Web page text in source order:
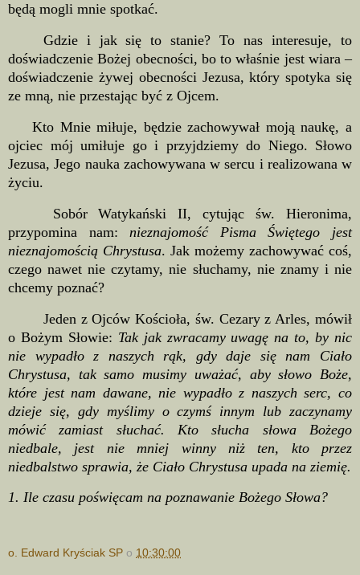
będą mogli mnie spotkać.
Gdzie i jak się to stanie? To nas interesuje, to
doświadczenie Bożej obecności, bo to właśnie jest wiara –
doświadczenie żywej obecności Jezusa, który spotyka się
ze mną, nie przestając być z Ojcem.
Kto Mnie miłuje, będzie zachowywał moją naukę, a
ojciec mój umiłuje go i przyjdziemy do Niego. Słowo
Jezusa, Jego nauka zachowywana w sercu i realizowana w
życiu.
Sobór Watykański II, cytując św. Hieronima,
przypomina nam: nieznajomość Pisma Świętego jest
nieznajomością Chrystusa. Jak możemy zachowywać coś,
czego nawet nie czytamy, nie słuchamy, nie znamy i nie
chcemy poznać?
Jeden z Ojców Kościoła, św. Cezary z Arles, mówił
o Bożym Słowie: Tak jak zwracamy uwagę na to, by nic
nie wypadło z naszych rąk, gdy daje się nam Ciało
Chrystusa, tak samo musimy uważać, aby słowo Boże,
które jest nam dawane, nie wypadło z naszych serc, co
dzieje się, gdy myślimy o czymś innym lub zaczynamy
mówić zamiast słuchać. Kto słucha słowa Bożego
niedbale, jest nie mniej winny niż ten, kto przez
niedbalstwo sprawia, że Ciało Chrystusa upada na ziemię.
1. Ile czasu poświęcam na poznawanie Bożego Słowa?
o. Edward Kryściak SP o 10:30:00